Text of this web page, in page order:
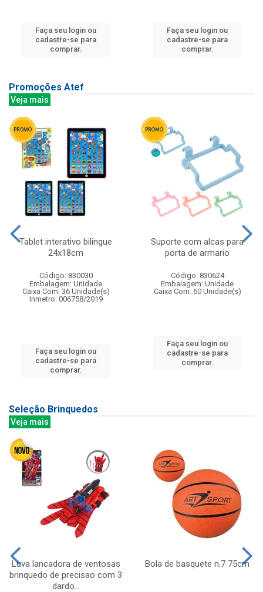
Faça seu login ou
cadastre-se para
comprar.
Faça seu login ou
cadastre-se para
comprar.
Promoções Atef
Veja mais
Tablet interativo bilingue
24x18cm
Código: 830030
Embalagem: Unidade
Caixa Com: 36 Unidade(s)
Inmetro: 006758/2019
Faça seu login ou
cadastre-se para
comprar.
Suporte com alcas para
porta de armario
Código: 830624
Embalagem: Unidade
Caixa Com: 60 Unidade(s)
Faça seu login ou
cadastre-se para
comprar.
Seleção Brinquedos
Veja mais
Luva lancadora de ventosas
brinquedo de precisao com 3
dardo...
Bola de basquete n.7 75cm